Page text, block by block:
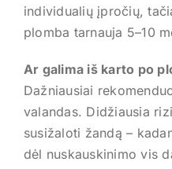
individualių įpročių,
plomba tarnauja 5–10
Ar galima iš karto po
Dažniausiai
valandas. Didžiausia
susižaloti žandą –
dėl nuskauskinimo vis